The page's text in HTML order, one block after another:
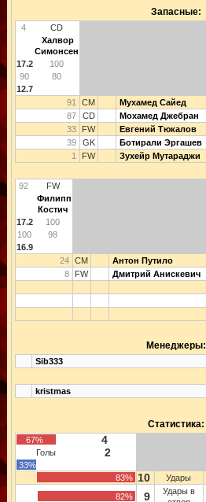
Запасные:
4
CD
Халвор
Симонсен
17.2
100
90
80
12.7
91
CM Мухамед Сайед
87
CD Мохамед Джебран
33
FW Евгений Тюкалов
39
GK Ботирали Эргашев
1
FW Зухейр Мутараджи
92
FW
Филипп
Костич
17.2
100
100
98
16.9
24
CM Антон Путило
8
FW Дмитрий Анискевич
Менеджеры:
Sib333
kristmas
Статистика:
67% 4
Голы 2
33%
83% 10 Удары
82%
9
Удары в